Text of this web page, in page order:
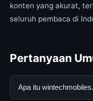
konten yang akurat,
seluruh pembaca di
Pertanyaan
Apa itu